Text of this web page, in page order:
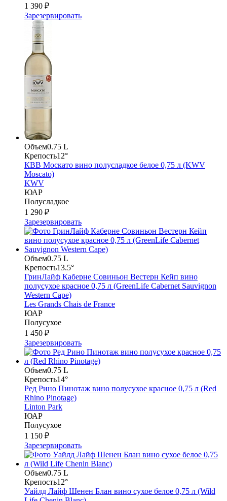
1 390 ₽
Зарезервировать
Объем0.75 L
Крепость12°
КВВ Москато вино полусладкое белое 0,75 л (KWV
Moscato)
KWV
ЮАР
Полусладкое
1 290 ₽
Зарезервировать
Объем0.75 L
Крепость13.5°
ГринЛайф Каберне Совиньон Вестерн Кейп вино
полусухое красное 0,75 л (GreenLife Cabernet Sauvignon
Western Cape)
Les Grands Chais de France
ЮАР
Полусухое
1 450 ₽
Зарезервировать
Объем0.75 L
Крепость14°
Ред Рино Пинотаж вино полусухое красное 0,75 л (Red
Rhino Pinotage)
Linton Park
ЮАР
Полусухое
1 150 ₽
Зарезервировать
Объем0.75 L
Крепость12°
Уайлд Лайф Шенен Блан вино сухое белое 0,75 л (Wild